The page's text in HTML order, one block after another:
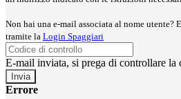
Non hai una e-mail associata al nome utente?
tramite la Login Spaggiari
E-mail inviata, si prega di controllare la
Errore